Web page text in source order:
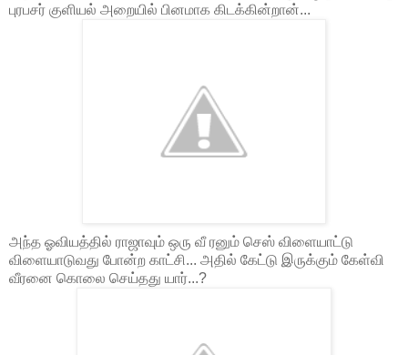
புரபசர் குளியல் அறையில் பினமாக கிடக்கின்றான்...
அந்த ஓவியத்தில் ராஜாவும் ஒரு வீ ரனும் செஸ் விளையாட்டு
விளையாடுவது போன்ற காட்சி... அதில் கேட்டு இருக்கும் கேள்வி
வீரனை கொலை செய்தது யார்...?